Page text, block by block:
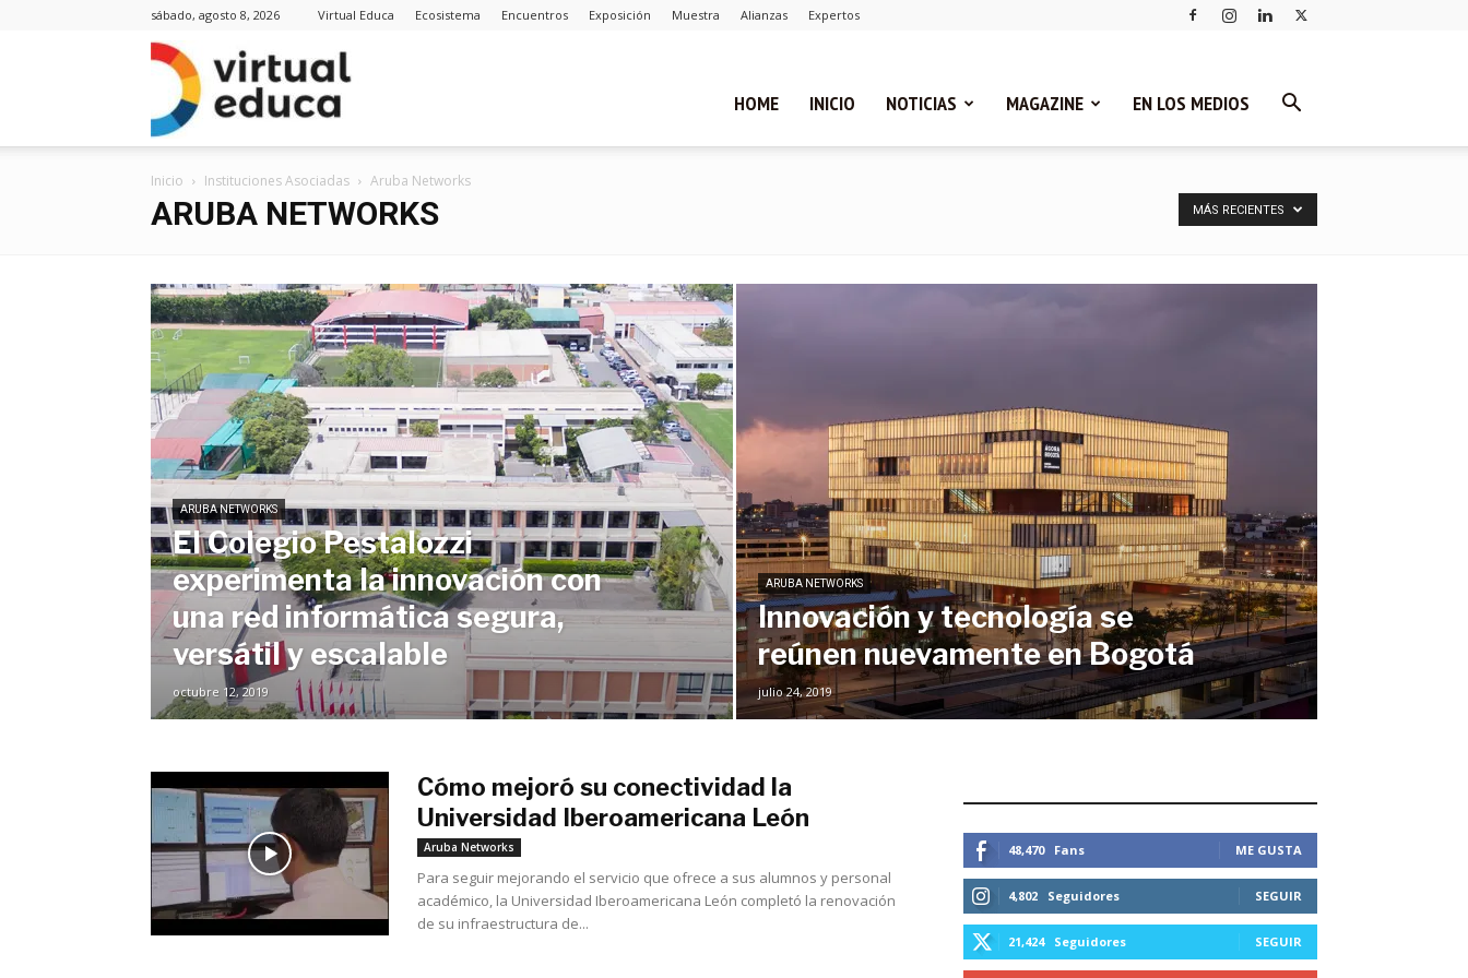
sábado, agosto 8, 2026 Virtual Educa Ecosistema Encuentros Exposición Muestra Alianzas Expertos
Noticias
HOME INICIO NOTICIAS MAGAZINE EN LOS MEDIOS
Inicio Instituciones Asociadas Aruba Networks
ARUBA NETWORKS MÁS RECIENTES
ARUBA NETWORKS
El Colegio Pestalozzi
experimenta la innovación con
una red informática segura,
versátil y escalable
octubre 12, 2019
ARUBA NETWORKS
Innovación y tecnología se
reúnen nuevamente en Bogotá
julio 24, 2019
Cómo mejoró su conectividad la
Universidad Iberoamericana León
Aruba Networks
Para seguir mejorando el servicio que ofrece a sus alumnos y personal
académico, la Universidad Iberoamericana León completó la renovación
de su infraestructura de...
48,470 Fans ME GUSTA
4,802 Seguidores SEGUIR
21,424 Seguidores SEGUIR